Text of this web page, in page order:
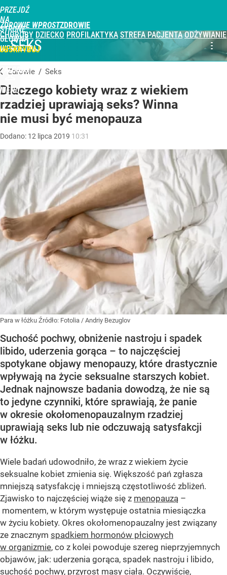
PRZEJDŹ
NA
STRONĘ
GŁÓWNĄ
WPROST.PL
ZDROWIE WPROST
CHOROBY DZIECKO PROFILAKTYKA STREFA PACJENTA ODŻYWIANIE
ZALOGUJ
MENU
SEKS
Zdrowie / Seks
Dlaczego kobiety wraz z wiekiem
rzadziej uprawiają seks? Winna
nie musi być menopauza
Dodano: 12 lipca 2019 10:31
Para w łóżku Źródło: Fotolia / Andriy Bezuglov
Suchość pochwy, obniżenie nastroju i spadek
libido, uderzenia gorąca – to najczęściej
spotykane objawy menopauzy, które drastycznie
wpływają na życie seksualne starszych kobiet.
Jednak najnowsze badania dowodzą, że nie są
to jedyne czynniki, które sprawiają, że panie
w okresie okołomenopauzalnym rzadziej
uprawiają seks lub nie odczuwają satysfakcji
w łóżku.
Wiele badań udowodniło, że wraz z wiekiem życie
seksualne kobiet zmienia się. Większość pań zgłasza
mniejszą satysfakcję i mniejszą częstotliwość zbliżeń.
Zjawisko to najczęściej wiąże się z menopauzą –
momentem, w którym występuje ostatnia miesiączka
w życiu kobiety. Okres okołomenopauzalny jest związany
ze znacznym spadkiem hormonów płciowych
w organizmie, co z kolei powoduje szereg nieprzyjemnych
objawów, jak: uderzenia gorąca, spadek nastroju i libido,
suchość pochwy, przyrost masy ciała. Oczywiście,